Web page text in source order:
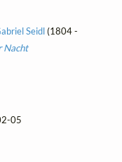
Seidl(1804 -
Nacht
05